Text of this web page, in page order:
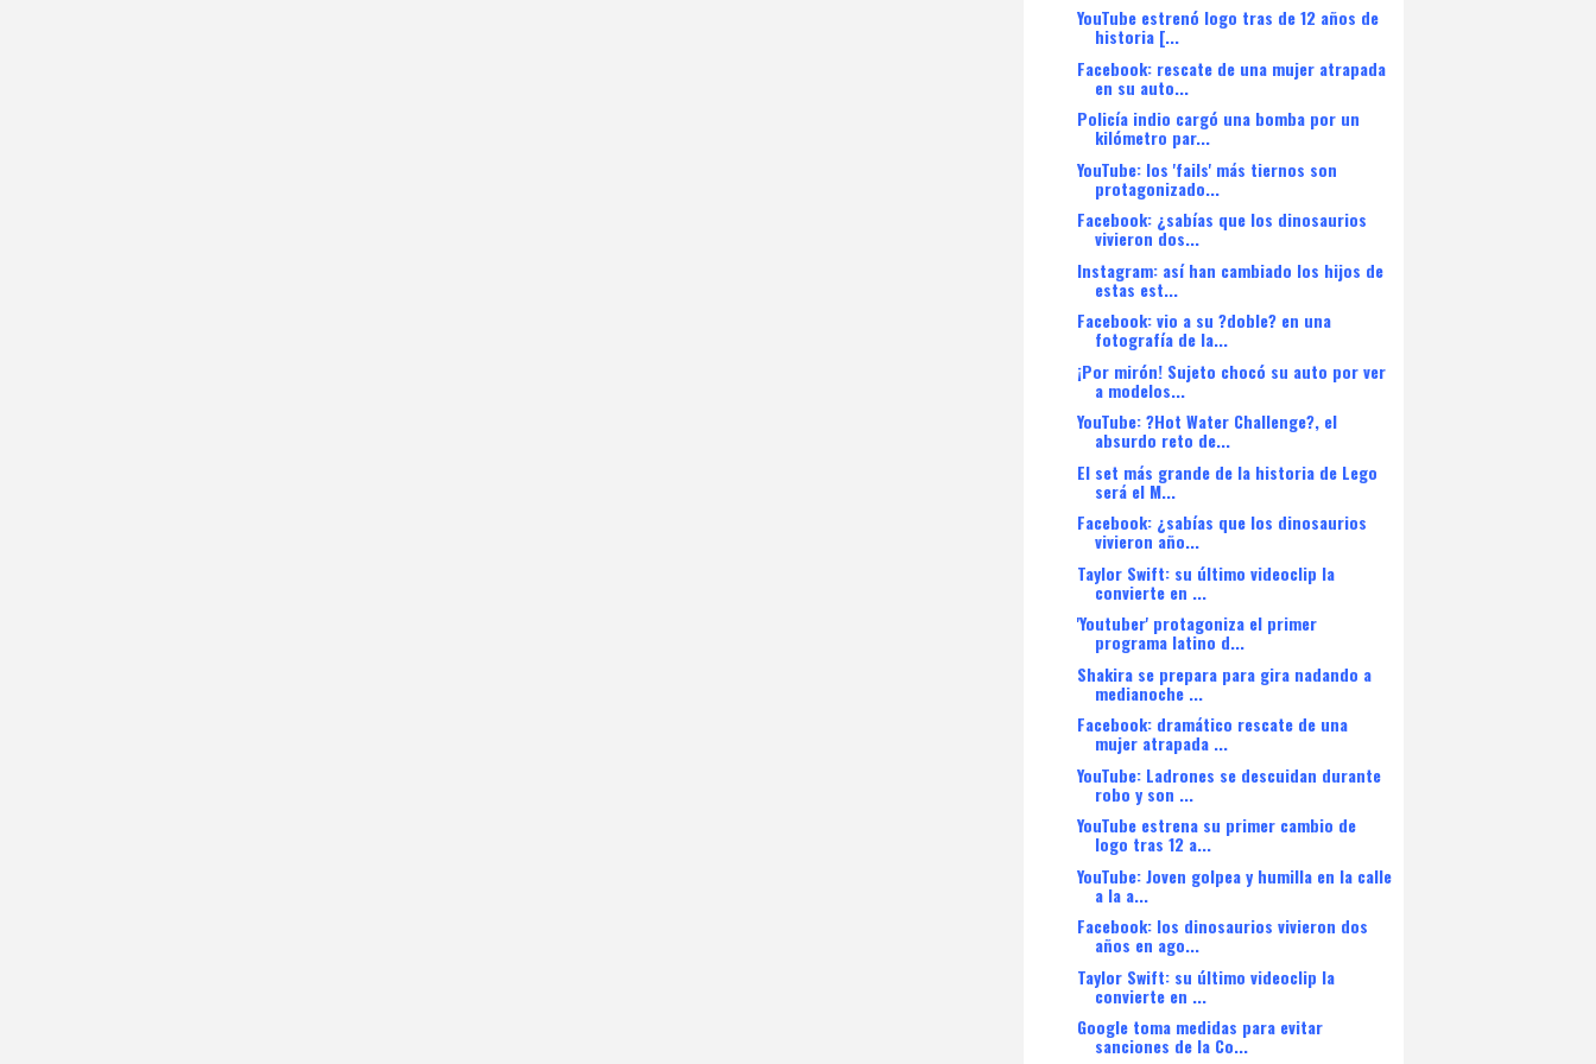
YouTube estrenó logo tras de 12 años de
historia [...
Facebook: rescate de una mujer atrapada
en su auto...
Policía indio cargó una bomba por un
kilómetro par...
YouTube: los 'fails' más tiernos son
protagonizado...
Facebook: ¿sabías que los dinosaurios
vivieron dos...
Instagram: así han cambiado los hijos de
estas est...
Facebook: vio a su ?doble? en una
fotografía de la...
¡Por mirón! Sujeto chocó su auto por ver
a modelos...
YouTube: ?Hot Water Challenge?, el
absurdo reto de...
El set más grande de la historia de Lego
será el M...
Facebook: ¿sabías que los dinosaurios
vivieron año...
Taylor Swift: su último videoclip la
convierte en ...
'Youtuber' protagoniza el primer
programa latino d...
Shakira se prepara para gira nadando a
medianoche ...
Facebook: dramático rescate de una
mujer atrapada ...
YouTube: Ladrones se descuidan durante
robo y son ...
YouTube estrena su primer cambio de
logo tras 12 a...
YouTube: Joven golpea y humilla en la calle
a la a...
Facebook: los dinosaurios vivieron dos
años en ago...
Taylor Swift: su último videoclip la
convierte en ...
Google toma medidas para evitar
sanciones de la Co...